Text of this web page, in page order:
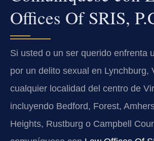
Offices Of SRIS,
Si usted o un ser querido enfrenta
por un delito sexual en Lynchburg,
cualquier localidad del centro de
incluyendo Bedford, Forest,
Heights, Rustburg o Campbell